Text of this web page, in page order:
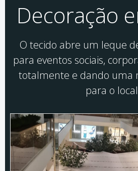
Decoração
O tecido abre um leque
para eventos sociais,
totalmente e dando uma
para o